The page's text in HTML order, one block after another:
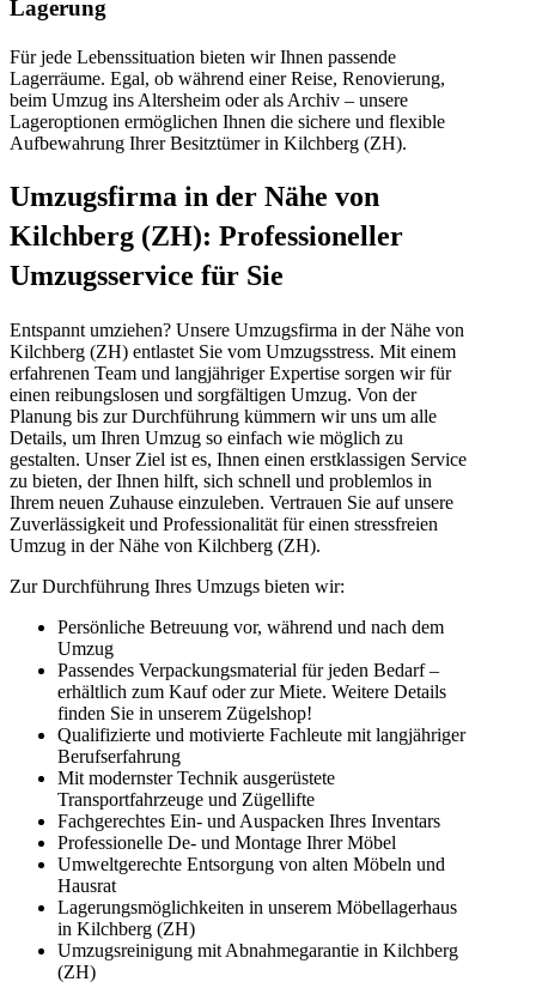
Lagerung
Für jede Lebenssituation bieten wir Ihnen passende
Lagerräume. Egal, ob während einer Reise, Renovierung,
beim Umzug ins Altersheim oder als Archiv – unsere
Lageroptionen ermöglichen Ihnen die sichere und flexible
Aufbewahrung Ihrer Besitztümer in Kilchberg (ZH).
Umzugsfirma in der Nähe von
Kilchberg (ZH): Professioneller
Umzugsservice für Sie
Entspannt umziehen? Unsere Umzugsfirma in der Nähe von
Kilchberg (ZH) entlastet Sie vom Umzugsstress. Mit einem
erfahrenen Team und langjähriger Expertise sorgen wir für
einen reibungslosen und sorgfältigen Umzug. Von der
Planung bis zur Durchführung kümmern wir uns um alle
Details, um Ihren Umzug so einfach wie möglich zu
gestalten. Unser Ziel ist es, Ihnen einen erstklassigen Service
zu bieten, der Ihnen hilft, sich schnell und problemlos in
Ihrem neuen Zuhause einzuleben. Vertrauen Sie auf unsere
Zuverlässigkeit und Professionalität für einen stressfreien
Umzug in der Nähe von Kilchberg (ZH).
Zur Durchführung Ihres Umzugs bieten wir:
Persönliche Betreuung vor, während und nach dem
Umzug
Passendes Verpackungsmaterial für jeden Bedarf –
erhältlich zum Kauf oder zur Miete. Weitere Details
finden Sie in unserem Zügelshop!
Qualifizierte und motivierte Fachleute mit langjähriger
Berufserfahrung
Mit modernster Technik ausgerüstete
Transportfahrzeuge und Zügellifte
Fachgerechtes Ein- und Auspacken Ihres Inventars
Professionelle De- und Montage Ihrer Möbel
Umweltgerechte Entsorgung von alten Möbeln und
Hausrat
Lagerungsmöglichkeiten in unserem Möbellagerhaus
in Kilchberg (ZH)
Umzugsreinigung mit Abnahmegarantie in Kilchberg
(ZH)